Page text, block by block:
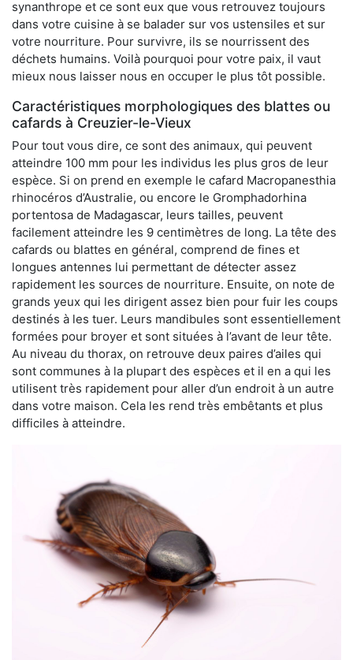
synanthrope et ce sont eux que vous retrouvez toujours
dans votre cuisine à se balader sur vos ustensiles et sur
votre nourriture. Pour survivre, ils se nourrissent des
déchets humains. Voilà pourquoi pour votre paix, il vaut
mieux nous laisser nous en occuper le plus tôt possible.
Caractéristiques morphologiques des blattes ou
cafards à Creuzier-le-Vieux
Pour tout vous dire, ce sont des animaux, qui peuvent
atteindre 100 mm pour les individus les plus gros de leur
espèce. Si on prend en exemple le cafard Macropanesthia
rhinocéros d’Australie, ou encore le Gromphadorhina
portentosa de Madagascar, leurs tailles, peuvent
facilement atteindre les 9 centimètres de long. La tête des
cafards ou blattes en général, comprend de fines et
longues antennes lui permettant de détecter assez
rapidement les sources de nourriture. Ensuite, on note de
grands yeux qui les dirigent assez bien pour fuir les coups
destinés à les tuer. Leurs mandibules sont essentiellement
formées pour broyer et sont situées à l’avant de leur tête.
Au niveau du thorax, on retrouve deux paires d’ailes qui
sont communes à la plupart des espèces et il en a qui les
utilisent très rapidement pour aller d’un endroit à un autre
dans votre maison. Cela les rend très embêtants et plus
difficiles à atteindre.